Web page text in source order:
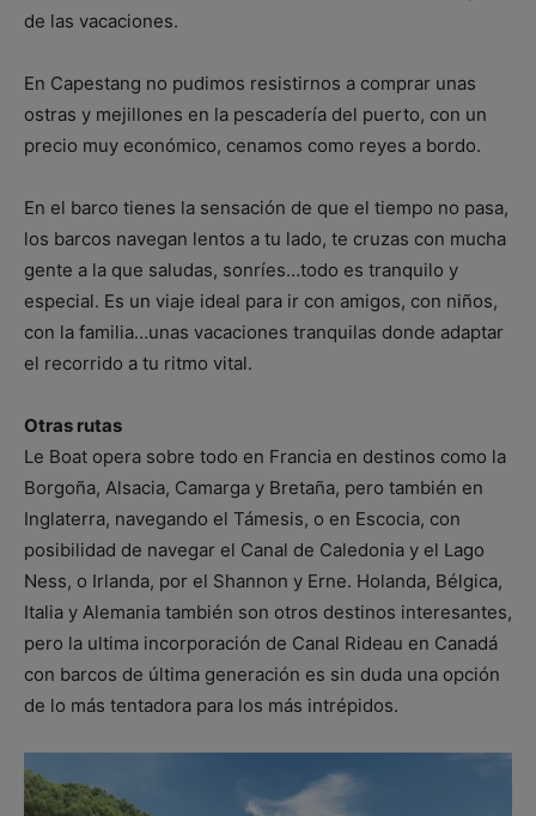
de las vacaciones.
En Capestang no pudimos resistirnos a comprar unas
ostras y mejillones en la pescadería del puerto, con un
precio muy económico, cenamos como reyes a bordo.
En el barco tienes la sensación de que el tiempo no pasa,
los barcos navegan lentos a tu lado, te cruzas con mucha
gente a la que saludas, sonríes…todo es tranquilo y
especial. Es un viaje ideal para ir con amigos, con niños,
con la familia…unas vacaciones tranquilas donde adaptar
el recorrido a tu ritmo vital.
Otras rutas
Le Boat opera sobre todo en Francia en destinos como la
Borgoña, Alsacia, Camarga y Bretaña, pero también en
Inglaterra, navegando el Támesis, o en Escocia, con
posibilidad de navegar el Canal de Caledonia y el Lago
Ness, o Irlanda, por el Shannon y Erne. Holanda, Bélgica,
Italia y Alemania también son otros destinos interesantes,
pero la ultima incorporación de Canal Rideau en Canadá
con barcos de última generación es sin duda una opción
de lo más tentadora para los más intrépidos.